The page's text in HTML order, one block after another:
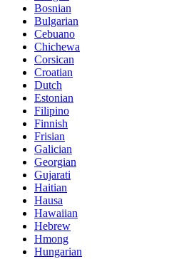
Bosnian
Bulgarian
Cebuano
Chichewa
Corsican
Croatian
Dutch
Estonian
Filipino
Finnish
Frisian
Galician
Georgian
Gujarati
Haitian
Hausa
Hawaiian
Hebrew
Hmong
Hungarian